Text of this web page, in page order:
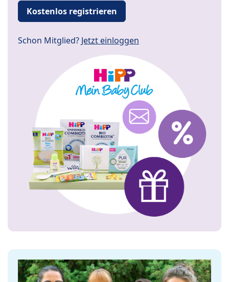
Kostenlos registrieren
Schon Mitglied? Jetzt einloggen